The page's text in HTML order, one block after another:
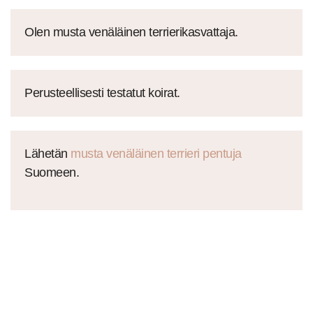
Olen musta venäläinen terrierikasvattaja.
Perusteellisesti testatut koirat.
Lähetän musta venäläinen terrieri pentuja
Suomeen.